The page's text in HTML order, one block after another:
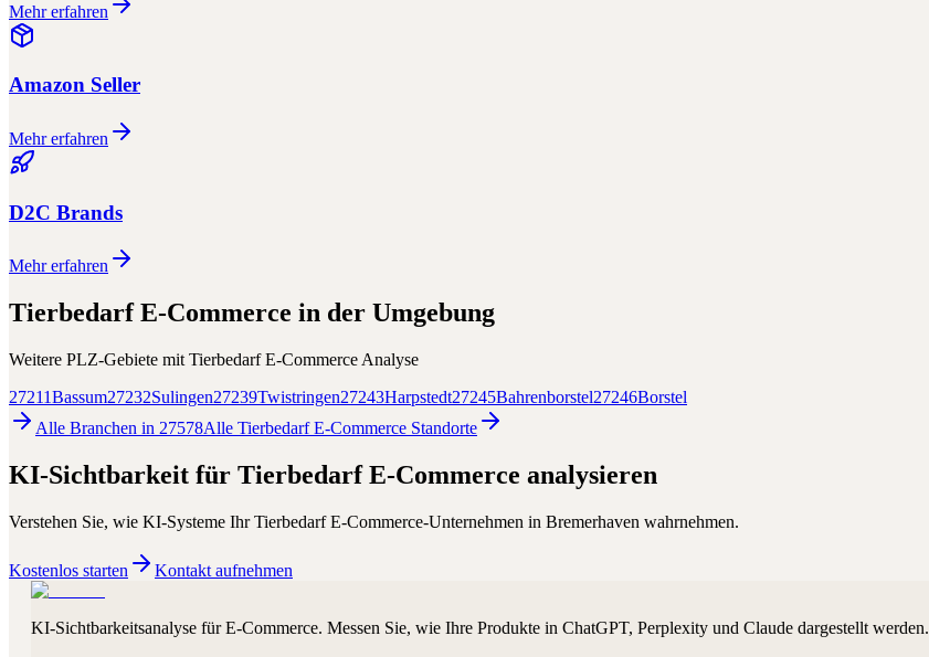
Mehr erfahren
Amazon Seller
Mehr erfahren
D2C Brands
Mehr erfahren
Tierbedarf E-Commerce in der Umgebung
Weitere PLZ-Gebiete mit Tierbedarf E-Commerce Analyse
27211Bassum27232Sulingen27239Twistringen27243Harpstedt27245Bahrenborstel27246Borstel
Alle Branchen in 27578Alle Tierbedarf E-Commerce Standorte
KI-Sichtbarkeit für Tierbedarf E-Commerce analysieren
Verstehen Sie, wie KI-Systeme IhrTierbedarf E-Commerce-Unternehmen in Bremerhaven wahrnehmen.
Kostenlos starten Kontakt aufnehmen
KI-Sichtbarkeitsanalyse für E-Commerce. Messen Sie, wie Ihre Produkte in ChatGPT, Perplexity und Claude dargestellt werden.